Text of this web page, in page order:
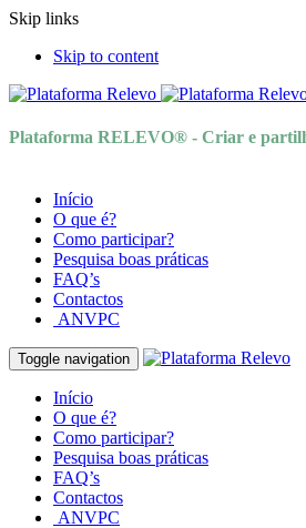
Skip links
Skip to content
Plataforma RELEVO® - Criar e
Início
O que é?
Como participar?
Pesquisa boas práticas
FAQ’s
Contactos
ANVPC
Toggle navigation
Início
O que é?
Como participar?
Pesquisa boas práticas
FAQ’s
Contactos
ANVPC